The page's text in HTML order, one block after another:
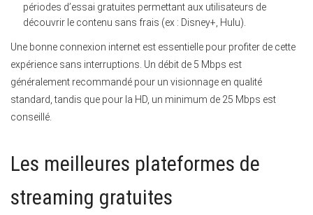
périodes d’essai gratuites permettant aux utilisateurs de
découvrir le contenu sans frais (ex : Disney+, Hulu).
Une bonne connexion internet est essentielle pour profiter de cette
expérience sans interruptions. Un débit de 5 Mbps est
généralement recommandé pour un visionnage en qualité
standard, tandis que pour la HD, un minimum de 25 Mbps est
conseillé.
Les meilleures plateformes de
streaming gratuites